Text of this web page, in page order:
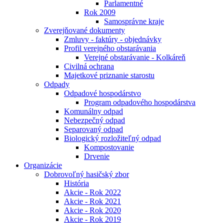
Parlamentné
Rok 2009
Samosprávne kraje
Zverejňované dokumenty
Zmluvy - faktúry - objednávky
Profil verejného obstarávania
Verejné obstarávanie - Kolkáreň
Civilná ochrana
Majetkové priznanie starostu
Odpady
Odpadové hospodárstvo
Program odpadového hospodárstva
Komunálny odpad
Nebezpečný odpad
Separovaný odpad
Biologický rozložiteľný odpad
Kompostovanie
Drvenie
Organizácie
Dobrovoľný hasičský zbor
História
Akcie - Rok 2022
Akcie - Rok 2021
Akcie - Rok 2020
Akcie - Rok 2019